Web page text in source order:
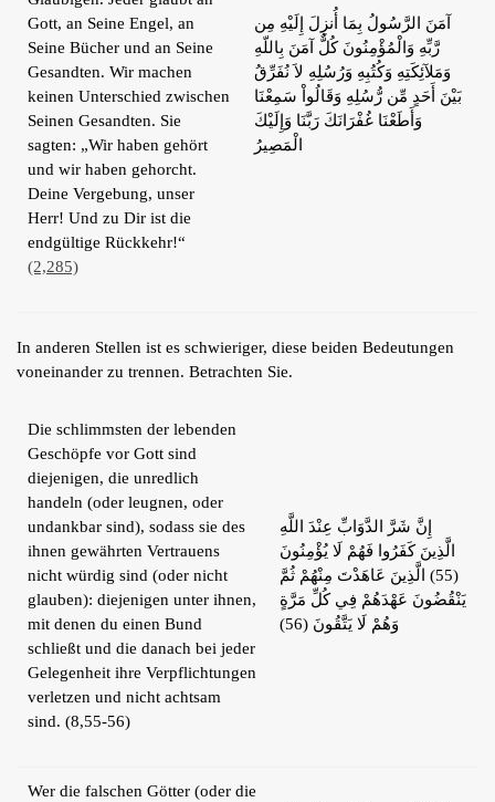
Gott, an Seine Engel, an
Seine Bücher und an Seine
Gesandten. Wir machen
keinen Unterschied zwischen
Seinen Gesandten. Sie
sagten: „Wir haben gehört
und wir haben gehorcht.
Deine Vergebung, unser
Herr! Und zu Dir ist die
endgültige Rückkehr!“
(2,285)
آمَنَ الرَّسُولُ بِمَا أُنزِلَ إِلَيْهِ مِن
رَّبِّهِ وَالْمُؤْمِنُونَ كُلٌّ آمَنَ بِاللّهِ
وَمَلآئِكَتِهِ وَكُتُبِهِ وَرُسُلِهِ لاَ نُفَرِّقُ
بَيْنَ أَحَدٍ مِّن رُّسُلِهِ وَقَالُواْ سَمِعْنَا
وَأَطَعْنَا غُفْرَانَكَ رَبَّنَا وَإِلَيْكَ
الْمَصِيرُ
In anderen Stellen ist es schwieriger, diese beiden Bedeutungen
voneinander zu trennen. Betrachten Sie.
Die schlimmsten der lebenden
Geschöpfe vor Gott sind
diejenigen, die unredlich
handeln (oder leugnen, oder
undankbar sind), sodass sie des
ihnen gewährten Vertrauens
nicht würdig sind (oder nicht
glauben): diejenigen unter ihnen,
mit denen du einen Bund
schließt und die danach bei jeder
Gelegenheit ihre Verpflichtungen
verletzen und nicht achtsam
sind. (8,55-56)
إِنَّ شَرَّ الدَّوَابِّ عِنْدَ اللَّهِ
الَّذِينَ كَفَرُوا فَهُمْ لَا يُؤْمِنُونَ
(55) الَّذِينَ عَاهَدْتَ مِنْهُمْ ثُمَّ
يَنْقُضُونَ عَهْدَهُمْ فِي كُلِّ مَرَّةٍ
وَهُمْ لَا يَتَّقُونَ (56)
Wer die falschen Götter (oder die